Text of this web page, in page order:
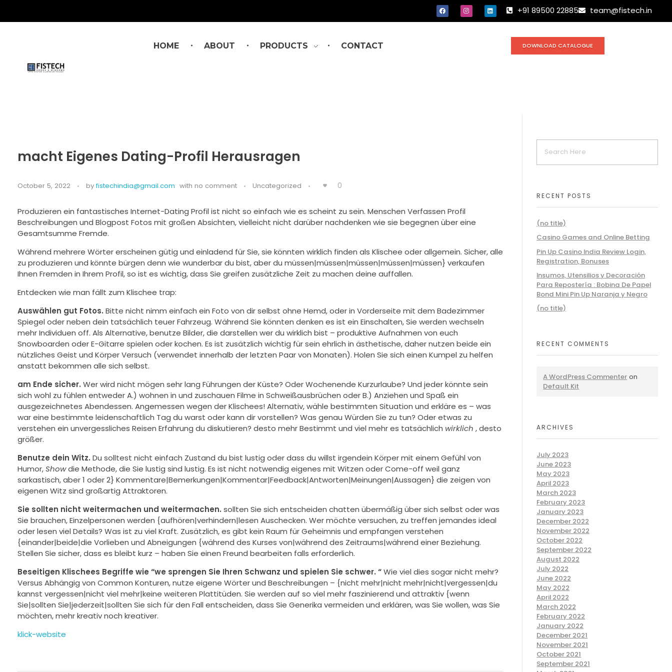
+91 89500 22885 team@fistech.in
HOME ABOUT PRODUCTS CONTACT DOWNLOAD CATALOGUE
macht Eigenes Dating-Profil Herausragen
October 5, 2022 by fistechindia@gmail.com with no comment Uncategorized 0
Produzieren ein fantastisches Internet-Dating Profil ist nicht so einfach wie es scheint zu sein. Menschen Verfassen Profil
Beschreibungen und Blogpost Fotos mit großen Absichten, vielleicht nicht darüber nachdenken wie sie begegnen über eine
Gesamtsumme Fremde.
Während mehrere Wörter erscheinen gütig und einladend für Sie, sie könnten wirklich finden als Klischee oder allgemein. Sicher, alle
zu produzieren und könnte bürgen denn wie wunderbar du bist, aber du müssen|müssen|müssen|müssen|müssen} verkaufen
Ihnen Fremden in Ihrem Profil, so ist es wichtig, dass Sie greifen zusätzliche Zeit zu machen deine auffallen.
Entdecken wie man fällt zum Klischee trap:
Auswählen gut Fotos. Bitte nicht nimm einfach ein Foto von dir selbst ohne Hemd, oder in Vorderseite mit dem Badezimmer
Spiegel oder neben dein tatsächlich teuer Fahrzeug. Während Sie könnten denken es ist ein Einschalten, Sie werden wechseln
mehr Individuen off. Als Alternative, benutze Bilder, die darstellen wer du wirklich bist – produktive Aufnahmen von euch
Snowboarden oder E-Gitarre spielen oder kochen. Es ist zusätzlich wichtig für sein ehrlich in ästhetische, daher nutzen beide ein
nützliches Geist und Körper Versuch (verwendet innerhalb der letzten Paar von Monaten). Holen Sie sich einen Kumpel zu helfen
anstatt bekommen alle sich selbst.
am Ende sicher. Wer wird nicht mögen sehr lang Führungen der Küste? Oder Wochenende Kurzurlaube? Und jeder könnte sein
sich wohl zu fühlen entweder A.) wohnen in und zuschauen Filme in Schweißausbrüchen oder B.) Anziehen und Spaß ein
ausgezeichnetes Abendessen. Angemessen wegen der Klischees! Alternativ, wähle bestimmten Situation und erkläre es – was
war eine bestimmte leidenschaftlich Tag du warst oder kann dir vorstellen? Was genau Würden Sie zu tun? Oder etwas zu
verstehen ein unvergessliches Reisen Erfahrung du diskutieren? desto mehr Bestimmt und viel mehr es tatsächlich wirklich , desto
größer.
Benutze dein Witz. Du solltest nicht einfach Zustand du bist lustig oder dass du willst irgendein Körper mit einem Gefühl von
Humor,Showdie Methode, die Sie lustig sind lustig. Es ist nicht notwendig eigenes mit Witzen oder Come-off weil ganz
sarkastisch, aber 1 oder 2} Kommentare|Bemerkungen|Kommentar|Feedback|Antworten|Meinungen|Aussagen} die zeigen von
eigenen Witz sind großartig Attraktoren.
Sie sollten nicht weitermachen und weitermachen. sollten Sie sich entscheiden chatten übermäßig über sich selbst oder was
Sie brauchen, Einzelpersonen werden {aufhören|verhindern|lesen Auschecken. Wer möchte versuchen, zu treffen jemandes ideal
oder lesen viel Details? Was ist zu viel Kraft. Zusätzlich, es gibt kein Raum für Geheimnis und empfangen verstehen
{einander|beide|die Vorlieben und Abneigungen {während des Kurses von|während des Zeitraums|während einer Beziehung.
Stellen Sie sicher, dass es bleibt kurz – haben Sie einen Freund bearbeiten falls erforderlich.
Beseitigen Klischees Begriffe wie “we sprengen Sie Ihren Schwanz und spielen Sie schwer. “Wie viel dies sogar nicht mehr?
Versus Abhängig von Common Konturen, nutze eigene Wörter und Beschreibungen – {nicht mehr|nicht mehr|nicht|vergessen|du
kannst vergessen|nicht viel mehr|keine weiteren Plattitüden. Sie werden auf so viel mehr faszinierend und attraktiv {wenn
Sie|sollten Sie|jederzeit|sollten Sie sich für den Fall entscheiden, dass Sie Generika vermeiden und erklären, was Sie wollen, was Sie
möchten, mehr kreativ noch kreativer.
klick-website
RECENT POSTS
(no title)
Casino Games and Online Betting
Pin Up Casino India Review Login,
Registration, Bonuses
Insumos, Utensilios y Decoración
Para Repostería : Bobina De Papel
Bond Mini Pin Up Naranja y Negro
(no title)
RECENT COMMENTS
A WordPress Commenter on
Default Kit
ARCHIVES
July 2023
June 2023
May 2023
April 2023
March 2023
February 2023
January 2023
December 2022
November 2022
October 2022
September 2022
August 2022
July 2022
June 2022
May 2022
April 2022
March 2022
February 2022
January 2022
December 2021
November 2021
October 2021
September 2021